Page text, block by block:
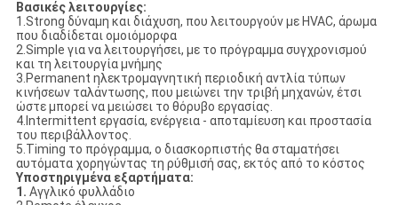
Βασικές λειτουργίες:
1.Strong δύναμη και διάχυση, που λειτουργούν με HVAC, άρωμα
που διαδίδεται ομοιόμορφα
2.Simple για να λειτουργήσει, με το πρόγραμμα συγχρονισμού
και τη λειτουργία μνήμης
3.Permanent ηλεκτρομαγνητική περιοδική αντλία τύπων
κινήσεων ταλάντωσης, που μειώνει την τριβή μηχανών, έτσι
ώστε μπορεί να μειώσει το θόρυβο εργασίας.
4.Intermittent εργασία, ενέργεια - αποταμίευση και προστασία
του περιβάλλοντος.
5.Timing το πρόγραμμα, ο διασκορπιστής θα σταματήσει
αυτόματα χορηγώντας τη ρύθμισή σας, εκτός από το κόστος
Υποστηριγμένα εξαρτήματα:
1. Αγγλικό φυλλάδιο